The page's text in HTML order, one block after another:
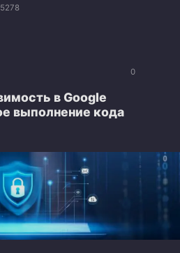
0
в Google
выполнение кода